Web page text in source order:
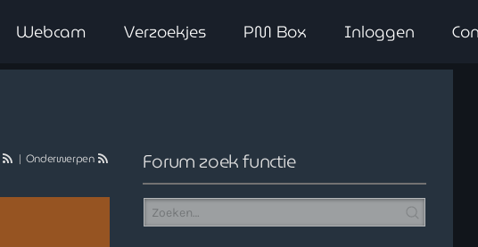
Webcam Verzoekjes PM Box Inloggen
| Onderwerpen Forum zoek functie